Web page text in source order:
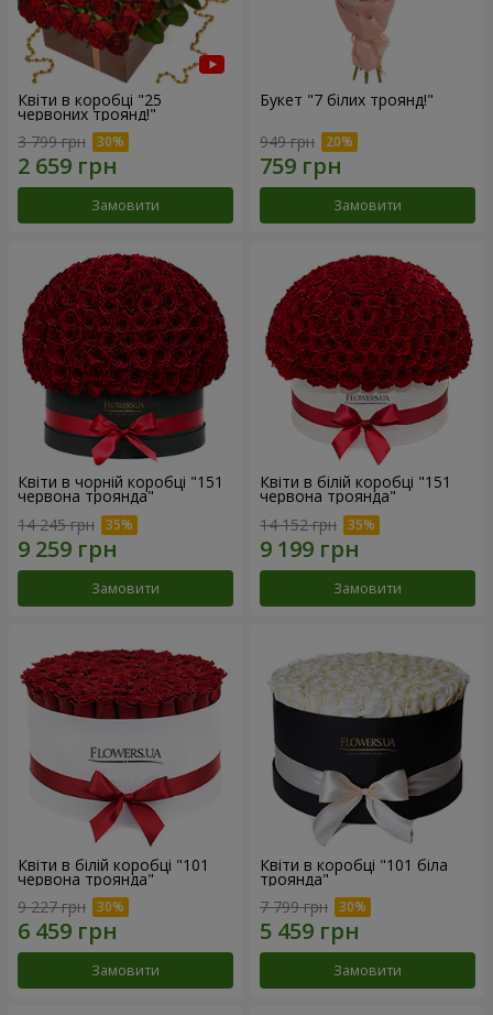
Квіти в коробці "25
червоних троянд!"
3 799 грн
Замовити
Букет "7 білих троянд!"
949 грн
Замовити
Квіти в чорній коробці "151
червона троянда"
14 245 грн
Замовити
Квіти в білій коробці "151
червона троянда"
14 152 грн
Замовити
Квіти в білій коробці "101
червона троянда"
9 227 грн
Замовити
Квіти в коробці "101 біла
троянда"
7 799 грн
Замовити